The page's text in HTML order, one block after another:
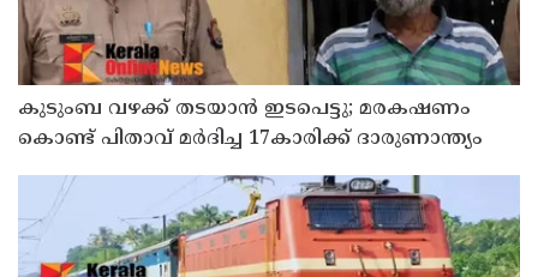
കുടുംബ വഴക്ക് തടയാന്‍ ഇടപെട്ടു; മരകഷണം
കൊണ്ട് പിതാവ് മർദിച്ച 17കാരിക്ക് ദാരുണാന്ത്യം